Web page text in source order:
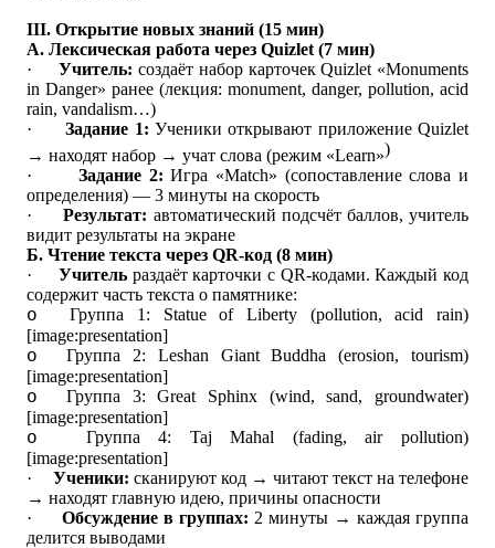
III. Открытие новых знаний (15 мин)
А. Лексическая работа через Quizlet (7 мин)
·
Учитель: создаёт набор карточекQuizlet «Monuments
in Danger» ранее (лекция: monument, danger, pollution, acid
rain, vandalism…)
·
Задание 1: Ученики открывают приложение Quizlet
→ находят набор → учат слова (режим «Learn»)
·
Задание 2: Игра «Match» (сопоставление слова и
определения) — 3 минуты на скорость
·
Результат: автоматический подсчёт баллов, учитель
видит результаты на экране
Б. Чтение текста через QR-код (8 мин)
·
Учитель раздаёт карточки с QR-кодами. Каждый код
содержит часть текста о памятнике:
o Группа 1: Statue of Liberty (pollution, acid rain)
[image:presentation]
o Группа 2: Leshan Giant Buddha (erosion, tourism)
[image:presentation]
o Группа 3: Great Sphinx (wind, sand, groundwater)
[image:presentation]
o Группа 4: Taj Mahal (fading, air pollution)
[image:presentation]
·
Ученики: сканируют код → читают текст на телефоне
→ находят главную идею, причины опасности
·
Обсуждение в группах: 2 минуты → каждая группа
делится выводами